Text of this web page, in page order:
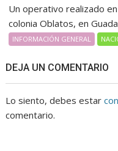
Un operativo realizado
colonia Oblatos, en
INFORMACIÓN GENERAL
DEJA UN COMENTARIO
Lo siento, debes estar
comentario.